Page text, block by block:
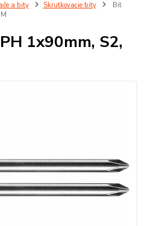
a bity Skrutkovacie bity
Bit
1x90mm, S2,